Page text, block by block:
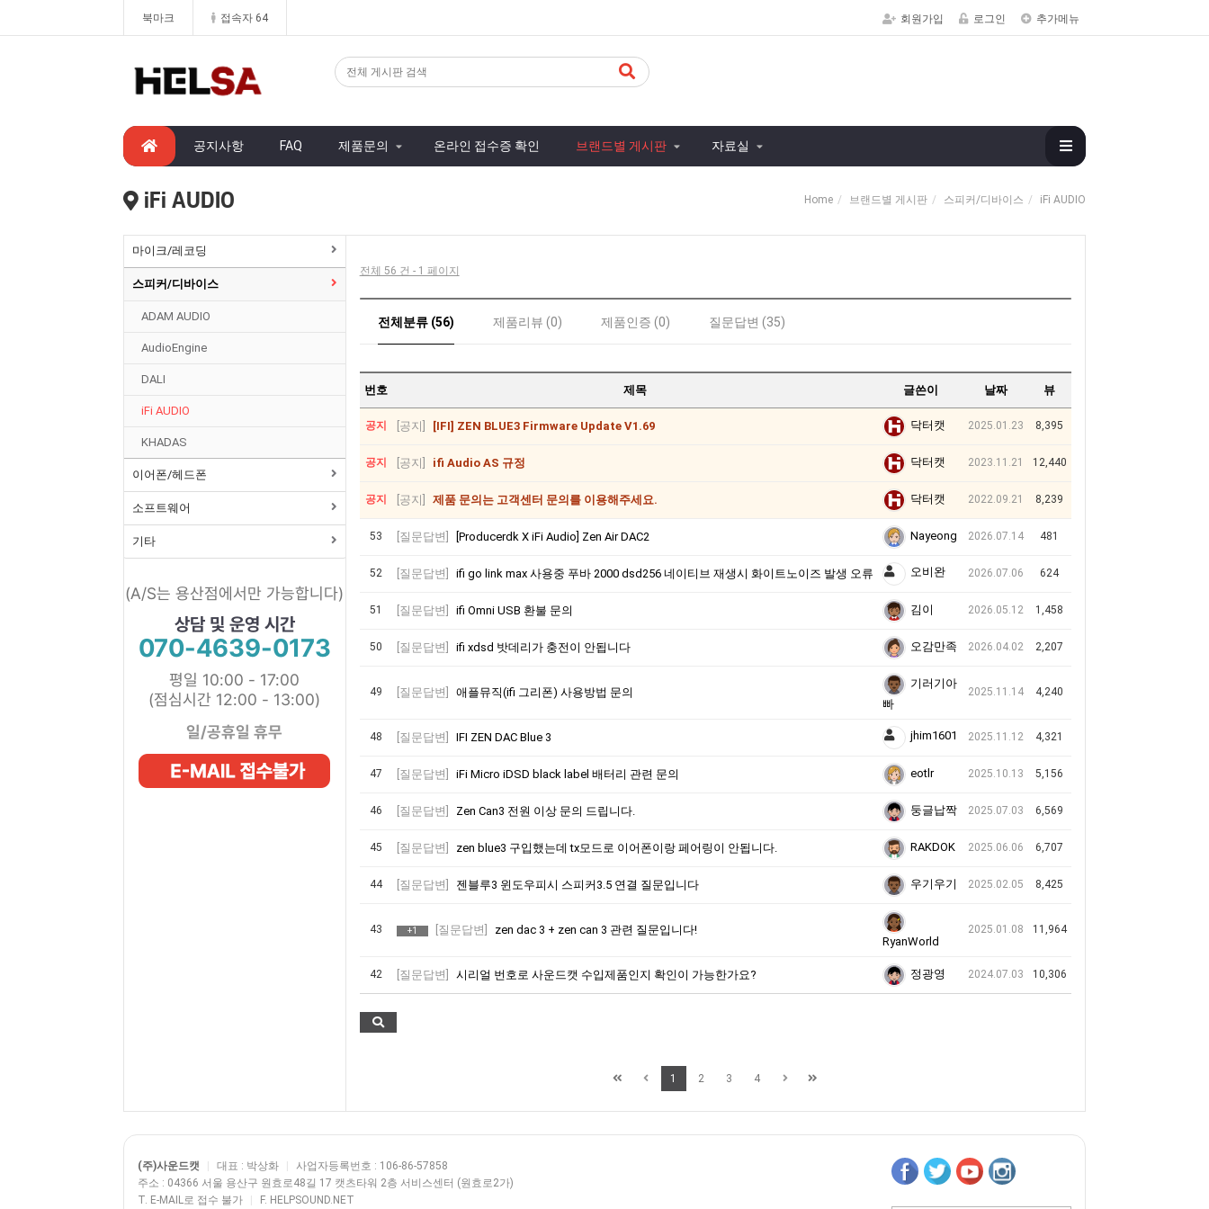
북마크 접속자 64 회원가입 로그인 추가메뉴
공지사항 FAQ 제품문의 온라인 접수증 확인 브랜드별 게시판 자료실
iFi AUDIO Home 브랜드별 게시판 스피커/디바이스 iFi AUDIO
마이크/레코딩
스피커/디바이스
ADAM AUDIO
AudioEngine
DALI
iFi AUDIO
KHADAS
이어폰/헤드폰
소프트웨어
기타
(A/S는 용산점에서만 가능합니다)
상담 및 운영 시간
070-4639-0173
평일 10:00 - 17:00
(점심시간 12:00 - 13:00)
일/공휴일 휴무
전체 56 건 - 1 페이지
전체분류 (56) 제품리뷰 (0) 제품인증 (0) 질문답변 (35)
번호 제목 글쓴이 날짜 뷰
공지 [공지] [IFI] ZEN BLUE3 Firmware Update V1.69 닥터캣 2025.01.23 8,395
공지 [공지] ifi Audio AS 규정 닥터캣 2023.11.21 12,440
공지 [공지] 제품 문의는 고객센터 문의를 이용해주세요. 닥터캣 2022.09.21 8,239
53 [질문답변] [Producerdk X iFi Audio] Zen Air DAC2 Nayeong 2026.07.14 481
52 [질문답변] ifi go link max 사용중 푸바 2000 dsd256 네이티브 재생시 화이트노이즈 발생 오류 오비완 2026.07.06 624
51 [질문답변] ifi Omni USB 환불 문의 김이 2026.05.12 1,458
50 [질문답변] ifi xdsd 밧데리가 충전이 안됩니다 오감만족 2026.04.02 2,207
49 [질문답변] 애플뮤직(ifi 그리폰) 사용방법 문의
기러기아
빠
2025.11.14 4,240
48 [질문답변] IFI ZEN DAC Blue 3 jhim1601 2025.11.12 4,321
47 [질문답변] iFi Micro iDSD black label 배터리 관련 문의 eotlr 2025.10.13 5,156
46 [질문답변] Zen Can3 전원 이상 문의 드립니다. 둥글납짝 2025.07.03 6,569
45 [질문답변] zen blue3 구입했는데 tx모드로 이어폰이랑 페어링이 안됩니다. RAKDOK 2025.06.06 6,707
44 [질문답변] 젠블루3 윈도우피시 스피커3.5 연결 질문입니다 우기우기 2025.02.05 8,425
43 +1 [질문답변]
zen dac 3 + zen can 3 관련 질문입니다!
RyanWorld
2025.01.08 11,964
42 [질문답변] 시리얼 번호로 사운드캣 수입제품인지 확인이 가능한가요? 정광영 2024.07.03 10,306
1 2 3 4
(주)사운드캣 대표 : 박상화
사업자등록번호 : 106-86-57858
주소 : 04366 서울 용산구 원효로48길 17 캣츠타워 2층 서비스센터 (원효로2가)
T. E-MAIL로 접수 불가
F. HELPSOUND.NET